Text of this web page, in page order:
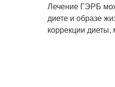
Лечение ГЭРБ
диете и образе
коррекции